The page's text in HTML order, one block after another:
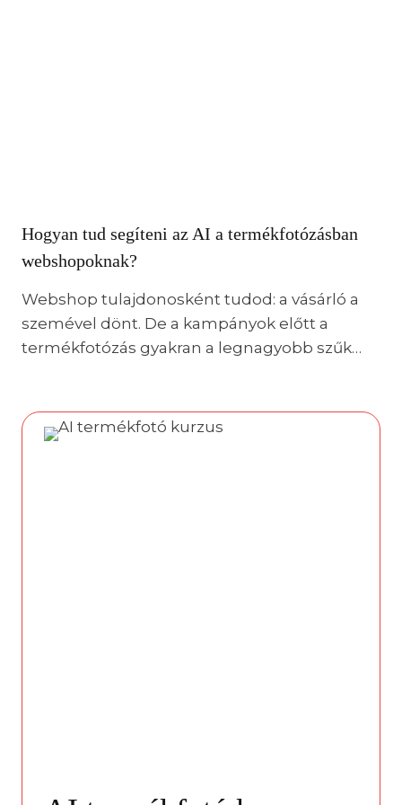
Hogyan tud segíteni az AI a termékfotózásban
webshopoknak?
Webshop tulajdonosként tudod: a vásárló a
szemével dönt. De a kampányok előtt a
termékfotózás gyakran a legnagyobb szűk…